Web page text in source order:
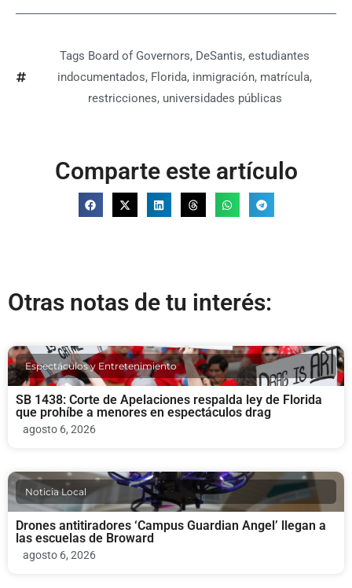
Tags Board of Governors, DeSantis, estudiantes
indocumentados, Florida, inmigración, matrícula,
restricciones, universidades públicas
Comparte este artículo
Otras notas de tu interés:
Espectáculos y Entretenimiento
SB 1438: Corte de Apelaciones respalda ley de Florida
que prohíbe a menores en espectáculos drag
agosto 6, 2026
Noticia Local
Drones antitiradores ‘Campus Guardian Angel’ llegan a
las escuelas de Broward
agosto 6, 2026